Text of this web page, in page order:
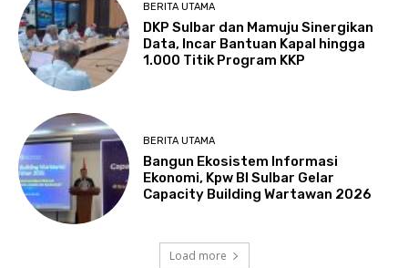
BERITA UTAMA
DKP Sulbar dan Mamuju Sinergikan
Data, Incar Bantuan Kapal hingga
1.000 Titik Program KKP
BERITA UTAMA
Bangun Ekosistem Informasi
Ekonomi, Kpw BI Sulbar Gelar
Capacity Building Wartawan 2026
Load more